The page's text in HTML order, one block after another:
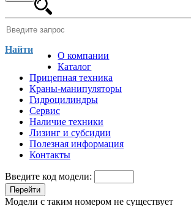
Найти
О компании
Каталог
Прицепная техника
Краны-манипуляторы
Гидроцилиндры
Сервис
Наличие техники
Лизинг и субсидии
Полезная информация
Контакты
Введите код модели:
Перейти
Модели с таким номером не существует